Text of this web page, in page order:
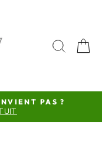
PAS ?